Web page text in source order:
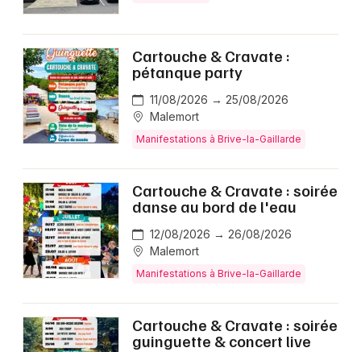
Cartouche & Cravate :
pétanque party
11/08/2026 → 25/08/2026
Malemort
Manifestations à Brive-la-Gaillarde
Cartouche & Cravate : soirée
danse au bord de l'eau
12/08/2026 → 26/08/2026
Malemort
Manifestations à Brive-la-Gaillarde
Cartouche & Cravate : soirée
guinguette & concert live